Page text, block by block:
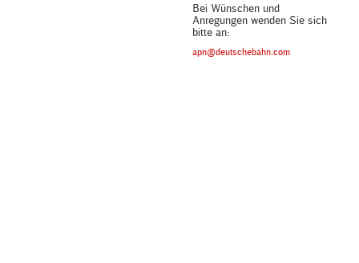
Bei Wünschen und
Anregungen wenden Sie sich
bitte an:
apn@deutschebahn.com